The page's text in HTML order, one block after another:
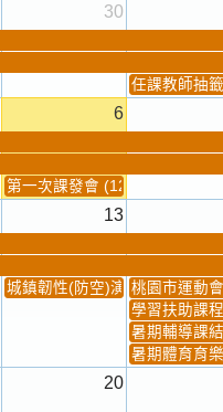
30
任課教師抽
6
第一次課發會 (12:30~)
13
城鎮韌性(防空)演習桃園市運動會
學習扶助課程
暑期輔導課
暑期體育育樂
20